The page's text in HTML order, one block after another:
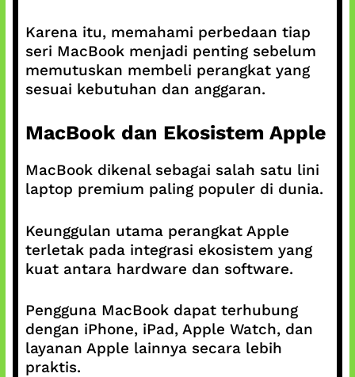
Karena itu, memahami perbedaan tiap
seri MacBook menjadi penting sebelum
memutuskan membeli perangkat yang
sesuai kebutuhan dan anggaran.
MacBook dan Ekosistem Apple
MacBook dikenal sebagai salah satu lini
laptop premium paling populer di dunia.
Keunggulan utama perangkat Apple
terletak pada integrasi ekosistem yang
kuat antara hardware dan software.
Pengguna MacBook dapat terhubung
dengan iPhone, iPad, Apple Watch, dan
layanan Apple lainnya secara lebih
praktis.